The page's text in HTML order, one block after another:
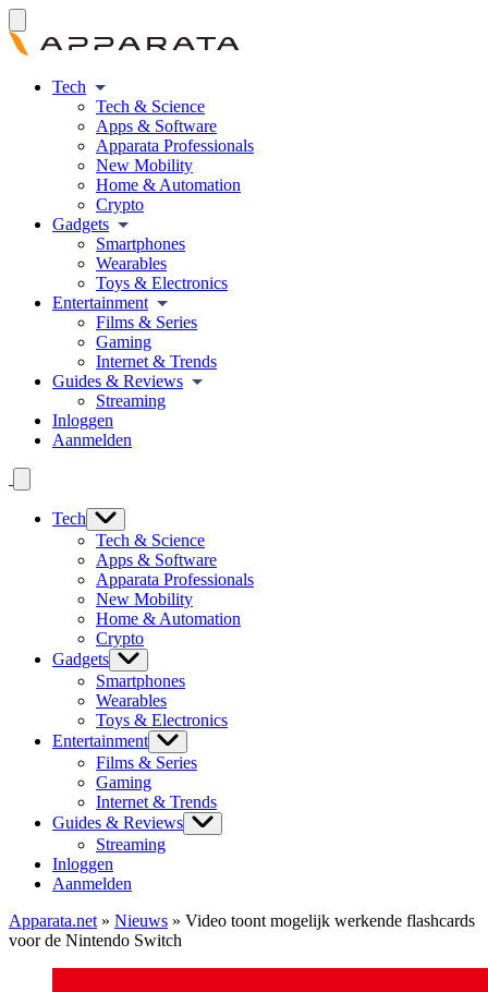
Tech
Tech & Science
Apps & Software
Apparata Professionals
New Mobility
Home & Automation
Crypto
Gadgets
Smartphones
Wearables
Toys & Electronics
Entertainment
Films & Series
Gaming
Internet & Trends
Guides & Reviews
Streaming
Inloggen
Aanmelden
Tech
Tech & Science
Apps & Software
Apparata Professionals
New Mobility
Home & Automation
Crypto
Gadgets
Smartphones
Wearables
Toys & Electronics
Entertainment
Films & Series
Gaming
Internet & Trends
Guides & Reviews
Streaming
Inloggen
Aanmelden
Apparata.net » Nieuws » Video toont mogelijk werkende flashcards
voor de Nintendo Switch